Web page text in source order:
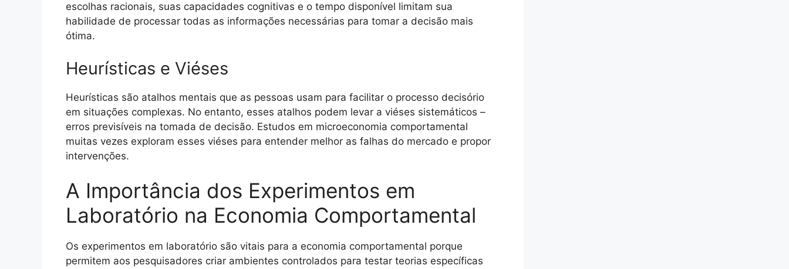
escolhas racionais, suas capacidades cognitivas e o tempo disponível limitam sua
habilidade de processar todas as informações necessárias para tomar a decisão mais
ótima.
Heurísticas e Viéses
Heurísticas são atalhos mentais que as pessoas usam para facilitar o processo decisório
em situações complexas. No entanto, esses atalhos podem levar a viéses sistemáticos –
erros previsíveis na tomada de decisão. Estudos em microeconomia comportamental
muitas vezes exploram esses viéses para entender melhor as falhas do mercado e propor
intervenções.
A Importância dos Experimentos em
Laboratório na Economia Comportamental
Os experimentos em laboratório são vitais para a economia comportamental porque
permitem aos pesquisadores criar ambientes controlados para testar teorias específicas